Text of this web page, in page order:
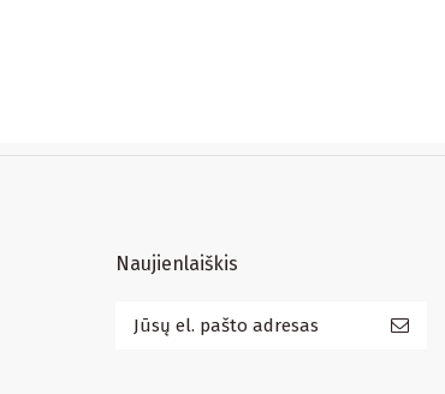
Naujienlaiškis